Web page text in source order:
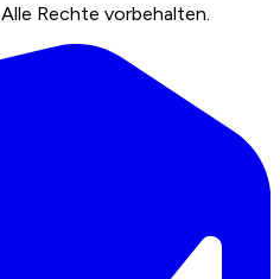
Alle Rechte vorbehalten.